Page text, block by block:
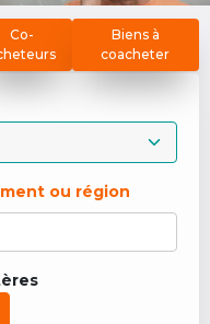
Co-
Biens à
coacheter
ou région